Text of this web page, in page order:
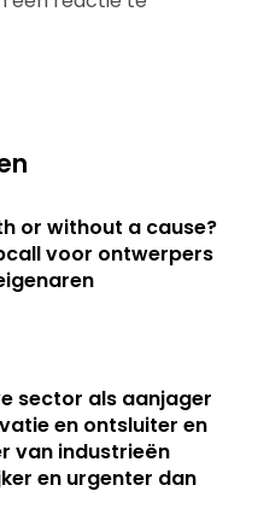
or without a cause?
voor ontwerpers
sector als aanjager
en ontsluiter en
van industrieën
en urgenter dan